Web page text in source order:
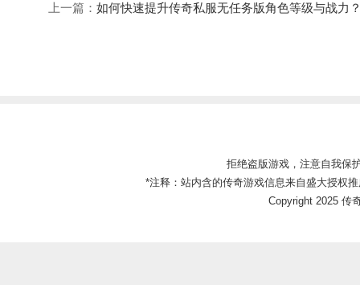
上一篇： 如何快速提升传奇私服无任务版角色等级与战力
拒绝盗版游戏，注意自我保
*注释：站内含的传奇游戏信息来自盛大授权
Copyright 2025 传